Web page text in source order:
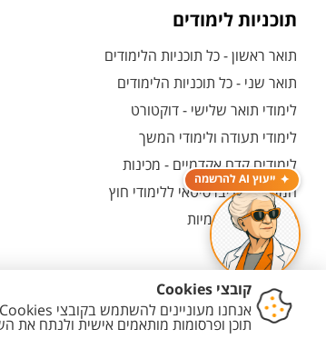
ייעוץ AI להרשמה
תוכניות לימודים
תואר ראשון - כל תוכניות הלימודים
תואר שני - כל תוכניות הלימודים
לימודי תואר שלישי - דוקטורט
לימודי תעודה ולימודי המשך
לימודים קדם אקדמיים - מכינות
המרכז האוניברסיטאי ללימודי חוץ
תוכניות בין-לאומיות